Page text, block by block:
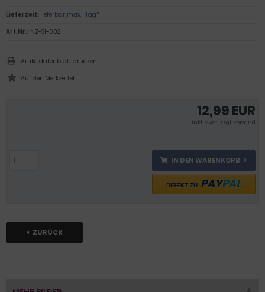
12,99 EUR
inkl .MwSt., zzgl.Versand
IN DEN WARENKORB
DIREKT ZU PAYPAL
ZURÜCK
Lieferzeit: lieferbar, max. 1 Tag*
Art.Nr.: NZ-SI-002
Artikeldatenblatt drucken